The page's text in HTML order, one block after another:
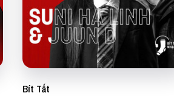
Bít Tất